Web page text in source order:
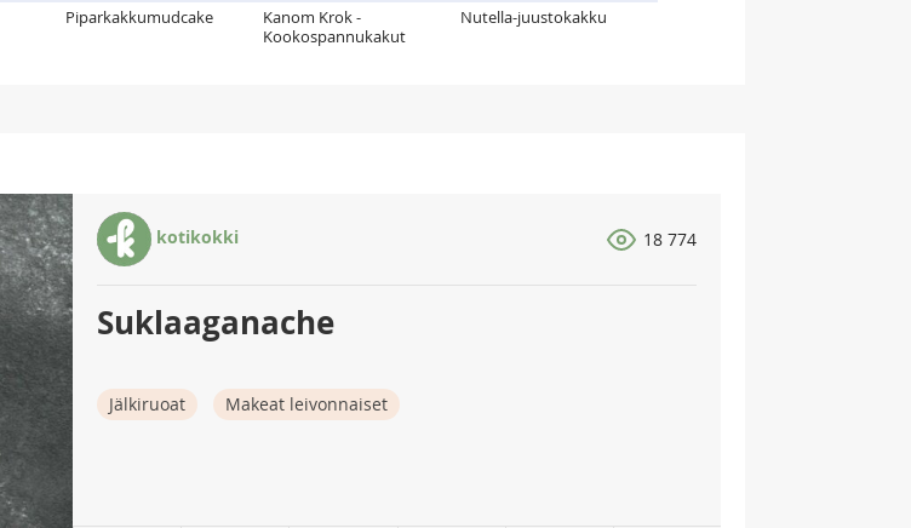
Piparkakkumudcake
Kanom Krok -
Kookospannukakut
Nutella-juustokakku
kotikokki 18 774
Suklaaganache
Jälkiruoat Makeat leivonnaiset